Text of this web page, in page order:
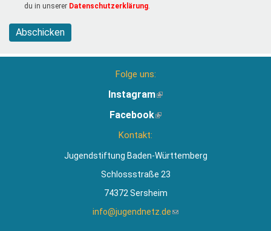
du in unserer Datenschutzerklärung
Abschicken
Folge uns:
Instagram(Link
extern)
Facebook(Link
Kontakt:
Jugendstiftung Baden-Württemberg
Schlossstraße 23
74372 Sersheim
info@jugendnetz.de(Link